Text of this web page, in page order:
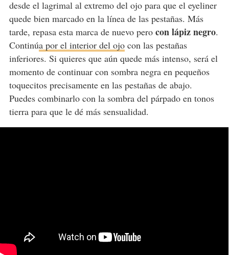
desde el lagrimal al extremo del ojo para que el eyeliner
quede bien marcado en la línea de las pestañas. Más
tarde, repasa esta marca de nuevo pero con lápiz negro.
Continúa por el interior del ojocon las pestañas
inferiores. Si quieres que aún quede más intenso, será el
momento de continuar con sombra negra en pequeños
toquecitos precisamente en las pestañas de abajo.
Puedes combinarlo con la sombra del párpado en tonos
tierra para que le dé más sensualidad.